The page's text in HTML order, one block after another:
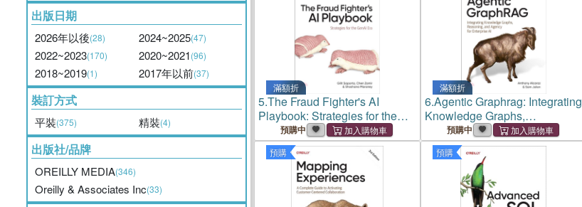
出版日期
2026年以後(28) 2024~2025(47)
2022~2023(170) 2020~2021(96)
2018~2019(1) 2017年以前(37)
裝訂方式
平裝(375) 精裝(4)
出版社/品牌
OREILLY MEDIA(346)
Oreilly & Associates Inc(33)
滿額折
5.The Fraud Fighter's AI
Playbook: Strategies for the
Genai Era
預購中
滿額折
6.Agentic Graphrag: Integrating
Knowledge Graphs,
Reasoning, and Agency for
Enterprise AI
預購中
預購 預購